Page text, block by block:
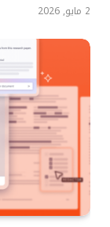
2 مايو, 2026